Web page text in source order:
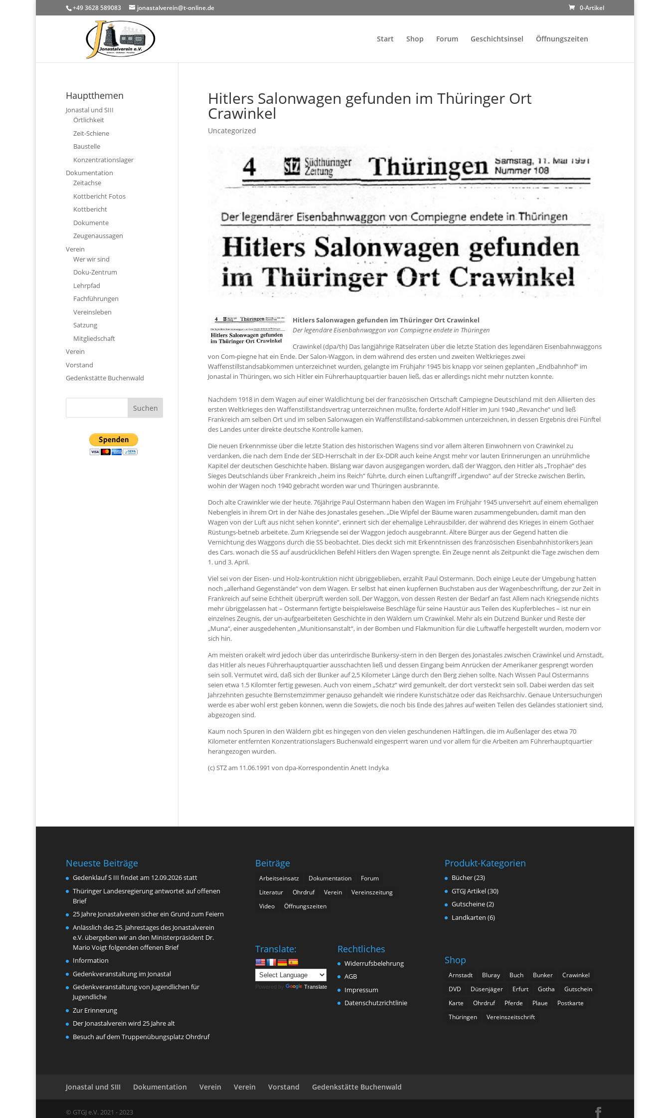
+49 3628 589083 jonastalverein@t-online.de 0-Artikel
Start Shop Forum Geschichtsinsel Öffnungszeiten
Hitlers Salonwagen gefunden im Thüringer Ort
Crawinkel
Uncategorized
Hitlers Salonwagen gefunden im Thüringer Ort Crawinkel
Der legendäre Eisenbahnwaggon von Compiegne endete in Thüringen
Crawinkel (dpa/th) Das langjährige Rätselraten über die letzte Station des legendären Eisenbahnwaggons
von Com-piegne hat ein Ende. Der Salon-Waggon, in dem während des ersten und zweiten Weltkrieges zwei
Waffenstillstandsabkommen unterzeichnet wurden, gelangte im Frühjahr 1945 bis knapp vor seinen geplanten „Endbahnhof“ im
Jonastal in Thüringen, wo sich Hitler ein Führerhauptquartier bauen ließ, das er allerdings nicht mehr nutzten konnte.
Nachdem 1918 in dem Wagen auf einer Waldlichtung bei der französischen Ortschaft Campiegne Deutschland mit den Alliierten des
ersten Weltkrieges den Waffenstillstandsvertrag unterzeichnen mußte, forderte Adolf Hitler im Juni 1940 „Revanche“ und ließ
Frankreich am selben Ort und im selben Salonwagen ein Waffenstillstand-sabkommen unterzeichnen, in dessen Ergebnis drei Fünftel
des Landes unter direkte deutsche Kontrolle kamen.
Die neuen Erkennmisse über die letzte Station des historischen Wagens sind vor allem älteren Einwohnern von Crawinkel zu
verdanken, die nach dem Ende der SED-Herrschalt in der Ex-DDR auch keine Angst mehr vor lauten Erinnerungen an unrühmliche
Kapitel der deutschen Geschichte haben. Bislang war davon ausgegangen worden, daß der Waggon, den Hitler als „Trophäe“ des
Sieges Deutschlands über Frankreich „heim ins Reich“ führte, durch einen Luftangriff „irgendwo“ auf der Strecke zwischen Berlin,
wohin der Wagen noch 1940 gebracht worden war und Thüringen ausbrannte.
Doch alte Crawinkler wie der heute. 76jährige Paul Ostermann haben den Wagen im Frühjahr 1945 unversehrt auf einem ehemaligen
Nebengleis in ihrem Ort in der Nähe des Jonastales gesehen. „Die Wipfel der Bäume waren zusammengebunden, damit man den
Wagen von der Luft aus nicht sehen konnte“, erinnert sich der ehemalige Lehrausbilder, der während des Krieges in einem Gothaer
Rüstungs-betneb arbeitete. Zum Kriegsende sei der Waggon jedoch ausgebrannt. Ältere Bürger aus der Gegend hatten die
Vernichtung des Waggons durch die SS beobachtet. Dies deckt sich mit Erkenntnissen des französischen Eisenbahnhistorikers Jean
des Cars. wonach die SS auf ausdrücklichen Befehl Hitlers den Wagen sprengte. Ein Zeuge nennt als Zeitpunkt die Tage zwischen dem
1. und 3. April.
Viel sei von der Eisen- und Holz-kontruktion nicht übriggeblieben, erzählt Paul Ostermann. Doch einige Leute der Umgebung hatten
noch „allerhand Gegenstände“ von dem Wagen. Er selbst hat einen kupfernen Buchstaben aus der Wagenbeschriftung, der zur Zeit in
Frankreich auf seine Echtheit überprüft werden soll. Der Waggon, von dessen Resten der Bedarf an fast Allem nach Kriegsende nichts
mehr übriggelassen hat – Ostermann fertigte beispielsweise Beschläge für seine Haustür aus Teilen des Kupferbleches – ist nur ein
einzelnes Zeugnis, der un-aufgearbeiteten Geschichte in den Wäldern um Crawinkel. Mehr als ein Dutzend Bunker und Reste der
„Muna“, einer ausgedehenten „Munitionsanstalt“, in der Bomben und Flakmunition für die Luftwaffe hergestellt wurden, modern vor
sich hin.
Am meisten orakelt wird jedoch über das unterirdische Bunkersy-stern in den Bergen des Jonastales zwischen Crawinkel und Arnstadt,
das Hitler als neues Führerhauptquartier ausschachten ließ und dessen Eingang beim Anrücken der Amerikaner gesprengt worden
sein soll. Vermutet wird, daß sich der Bunker auf 2,5 Kilometer Länge durch den Berg ziehen sollte. Nach Wissen Paul Ostermanns
seien etwa 1.5 Kilomter fertig gewesen. Auch von einem „Schatz“ wird gemunkelt, der dort versteckt sein soll. Dabei werden das seit
Jahrzehnten gesuchte Bernstemzimmer genauso gehandelt wie rindere Kunstschätze oder das Reichsarchiv. Genaue Untersuchungen
werde es aber wohl erst geben können, wenn die Sowjets, die noch bis Ende des Jahres auf weiten Teilen des Geländes stationiert sind,
abgezogen sind.
Kaum noch Spuren in den Wäldern gibt es hingegen von den vielen geschundenen Häftlingen, die im Außenlager des etwa 70
Kilometer entfernten Konzentrationslagers Buchenwald eingesperrt waren und vor allem für die Arbeiten am Führerhauptquartier
herangezogen wurden.
(c) STZ am 11.06.1991 von dpa-Korrespondentin Anett Indyka
Hauptthemen
Jonastal und SIII
Örtlichkeit
Zeit-Schiene
Baustelle
Konzentrationslager
Dokumentation
Zeitachse
Kottbericht Fotos
Kottbericht
Dokumente
Zeugenaussagen
Verein
Wer wir sind
Doku-Zentrum
Lehrpfad
Fachführungen
Vereinsleben
Satzung
Mitgliedschaft
Verein
Vorstand
Gedenkstätte Buchenwald
Neueste Beiträge
Gedenklauf S III findet am 12.09.2026 statt
Thüringer Landesregierung antwortet auf offenen
Brief
25 Jahre Jonastalverein sicher ein Grund zum Feiern
Anlässlich des 25. Jahrestages des Jonastalverein
e.V. übergeben wir an den Ministerpräsident Dr.
Mario Voigt folgenden offenen Brief
Information
Gedenkveranstaltung im Jonastal
Gedenkveranstaltung von Jugendlichen für
Jugendliche
Zur Erinnerung
Der Jonastalverein wird 25 Jahre alt
Besuch auf dem Truppenübungsplatz Ohrdruf
Beiträge
Arbeitseinsatz Dokumentation
Forum
Literatur
Ohrdruf Verein
Vereinszeitung
Video
Öffnungszeiten
Translate:
Powered by Translate
Rechtliches
Widerrufsbelehrung
AGB
Impressum
Datenschutzrichtlinie
Produkt-Kategorien
Bücher(23)
GTGJ Artikel(30)
Gutscheine(2)
Landkarten (6)
Shop
Arnstadt Bluray Buch Bunker
Crawinkel
DVD
Düsenjäger Erfurt Gotha
Gutschein
Karte
Ohrdruf Pferde Plaue
Postkarte
Thüringen
Vereinszeitschrift
Jonastal und SIII Dokumentation Verein Verein Vorstand Gedenkstätte Buchenwald
© GTGJ e.V. 2021 - 2023